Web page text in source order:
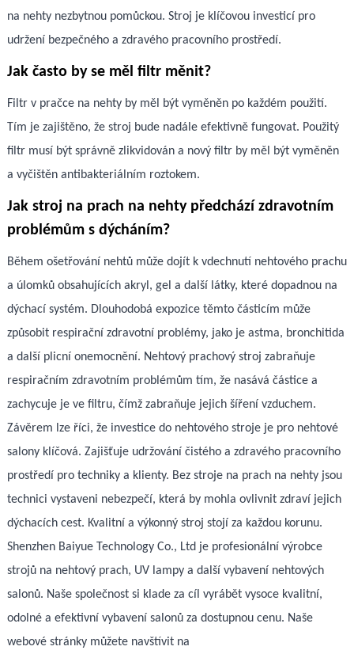
na nehty nezbytnou pomůckou. Stroj je klíčovou investicí pro
udržení bezpečného a zdravého pracovního prostředí.
Jak často by se měl filtr měnit?
Filtr v pračce na nehty by měl být vyměněn po každém použití.
Tím je zajištěno, že stroj bude nadále efektivně fungovat. Použitý
filtr musí být správně zlikvidován a nový filtr by měl být vyměněn
a vyčištěn antibakteriálním roztokem.
Jak stroj na prach na nehty předchází zdravotním
problémům s dýcháním?
Během ošetřování nehtů může dojít k vdechnutí nehtového prachu
a úlomků obsahujících akryl, gel a další látky, které dopadnou na
dýchací systém. Dlouhodobá expozice těmto částicím může
způsobit respirační zdravotní problémy, jako je astma, bronchitida
a další plicní onemocnění. Nehtový prachový stroj zabraňuje
respiračním zdravotním problémům tím, že nasává částice a
zachycuje je ve filtru, čímž zabraňuje jejich šíření vzduchem.
Závěrem lze říci, že investice do nehtového stroje je pro nehtové
salony klíčová. Zajišťuje udržování čistého a zdravého pracovního
prostředí pro techniky a klienty. Bez stroje na prach na nehty jsou
technici vystaveni nebezpečí, která by mohla ovlivnit zdraví jejich
dýchacích cest. Kvalitní a výkonný stroj stojí za každou korunu.
Shenzhen Baiyue Technology Co., Ltd je profesionální výrobce
strojů na nehtový prach, UV lampy a další vybavení nehtových
salonů. Naše společnost si klade za cíl vyrábět vysoce kvalitní,
odolné a efektivní vybavení salonů za dostupnou cenu. Naše
webové stránky můžete navštívit na